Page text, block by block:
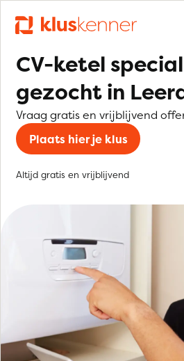
CV-ketel
gezocht in
Vraag gratis en vrijblijvend
Plaats hier je klus
Altijd gratis en vrijblijvend